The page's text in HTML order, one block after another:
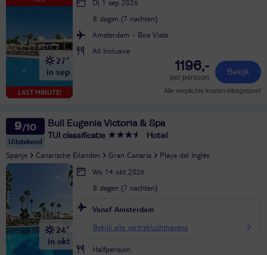
LAST MINUTE!
27°
in sep
Di 1 sep 2026
8 dagen (7 nachten)
Amsterdam - Boa Vista
All Inclusive
1196,-
per persoon
Bekijk
Alle verplichte kosten inbegrepen!
9
Uitstekend
Bull Eugenia Victoria & Spa
TUI classificatie Hotel
Spanje Canarische Eilanden Gran Canaria Playa del Inglés
24°
in okt
Wo 14 okt 2026
8 dagen (7 nachten)
Vanaf Amsterdam
Bekijk alle vertrekluchthavens
Halfpension